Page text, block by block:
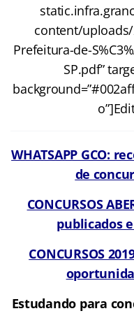
content/
Prefeitura-de-
SP.pdf”
WHATSAPP GCO:
de
CONCURSOS
publicados
CONCURSOS
Estudando para